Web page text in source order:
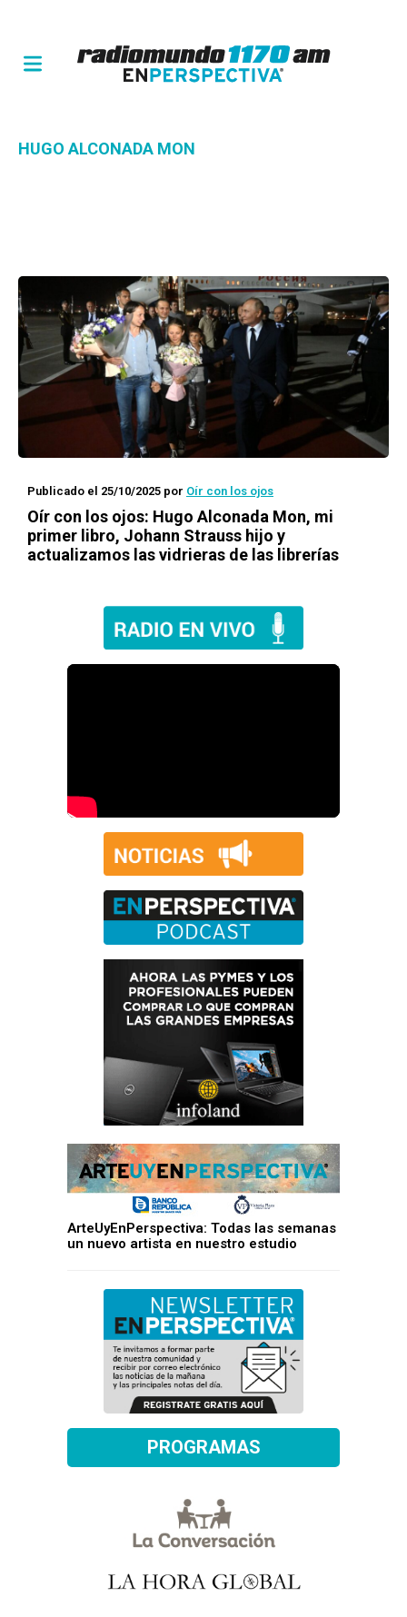
HUGO ALCONADA MON
Publicado el 25/10/2025 por Oír con los ojos
Oír con los ojos: Hugo Alconada Mon, mi
primer libro, Johann Strauss hijo y
actualizamos las vidrieras de las librerías
ArteUyEnPerspectiva: Todas las semanas
un nuevo artista en nuestro estudio
PROGRAMAS